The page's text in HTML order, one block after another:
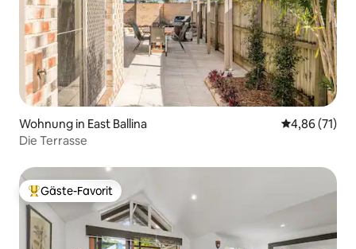
Wohnung in East Ballina
4,86 (71)
Die Terrasse
Beliebter Gäste-Favorit.
Gäste-Favorit